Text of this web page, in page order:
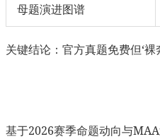
母题演进图谱
关键结论：官方真题免费但‘
基于2026赛季命题动向与